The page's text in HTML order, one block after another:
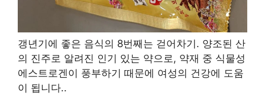
갱년기에 좋은 음식의 8번째는 걷어차기 . 양조된 산
의 진주로 알려진 인기 있는 약으로, 약재 중 식물성
에스트로겐이 풍부하기 때문에 여성의 건강에 도움
이 됩니다..